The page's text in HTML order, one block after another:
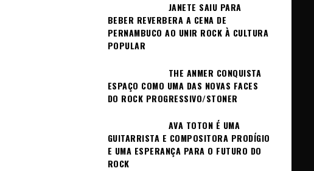
JANETE SAIU PARA
BEBER REVERBERA A CENA DE
PERNAMBUCO AO UNIR ROCK À CULTURA
POPULAR
THE ANMER CONQUISTA
ESPAÇO COMO UMA DAS NOVAS FACES
DO ROCK PROGRESSIVO/STONER
AVA TOTON É UMA
GUITARRISTA E COMPOSITORA PRODÍGIO
E UMA ESPERANÇA PARA O FUTURO DO
ROCK